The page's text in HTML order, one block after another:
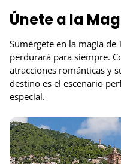
Únete a la
Sumérgete en la magia
perdurará para siempre.
atracciones románticas y
destino es el escenario
especial.